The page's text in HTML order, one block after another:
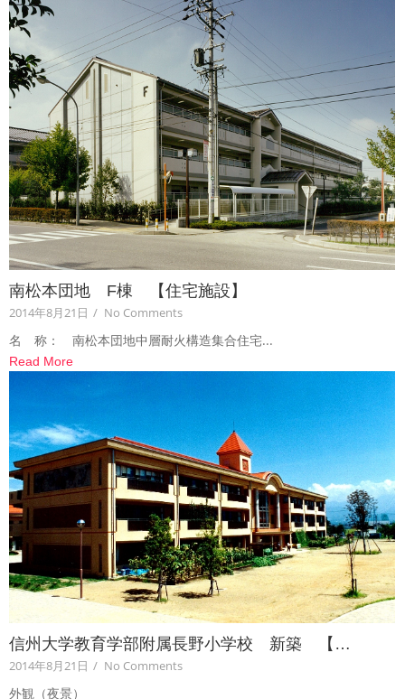
南松本団地 F棟 【住宅施設】
2014年8月21日 / No Comments
名 称： 南松本団地中層耐火構造集合住宅...
Read More
信州大学教育学部附属長野小学校 新築 【…
2014年8月21日 / No Comments
外観（夜景）